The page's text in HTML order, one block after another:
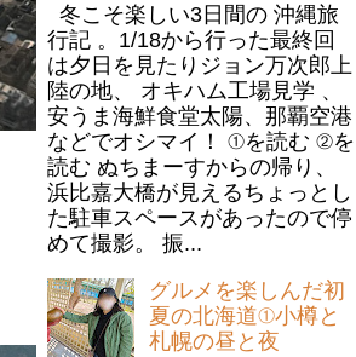
冬こそ楽しい3日間の 沖縄旅
行記 。1/18から行った最終回
は夕日を見たりジョン万次郎上
陸の地、 オキハム工場見学 、
安うま海鮮食堂太陽、那覇空港
などでオシマイ！ ①を読む ②を
読む ぬちまーすからの帰り、
浜比嘉大橋が見えるちょっとし
た駐車スペースがあったので停
めて撮影。 振...
グルメを楽しんだ初
夏の北海道①小樽と
札幌の昼と夜